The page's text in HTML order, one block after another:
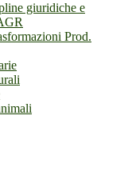
giuridiche e
Prod.